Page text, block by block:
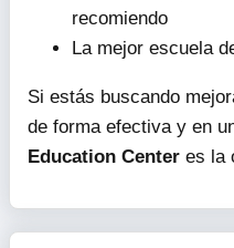
recomiendo
La mejor escuela
Si estás buscando
de forma efectiva y en
Education Center es la